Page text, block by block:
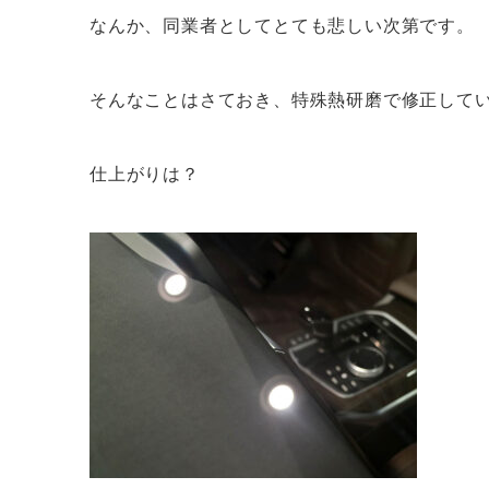
なんか、同業者としてとても悲しい次第です。
そんなことはさておき、特殊熱研磨で修正してい
仕上がりは？